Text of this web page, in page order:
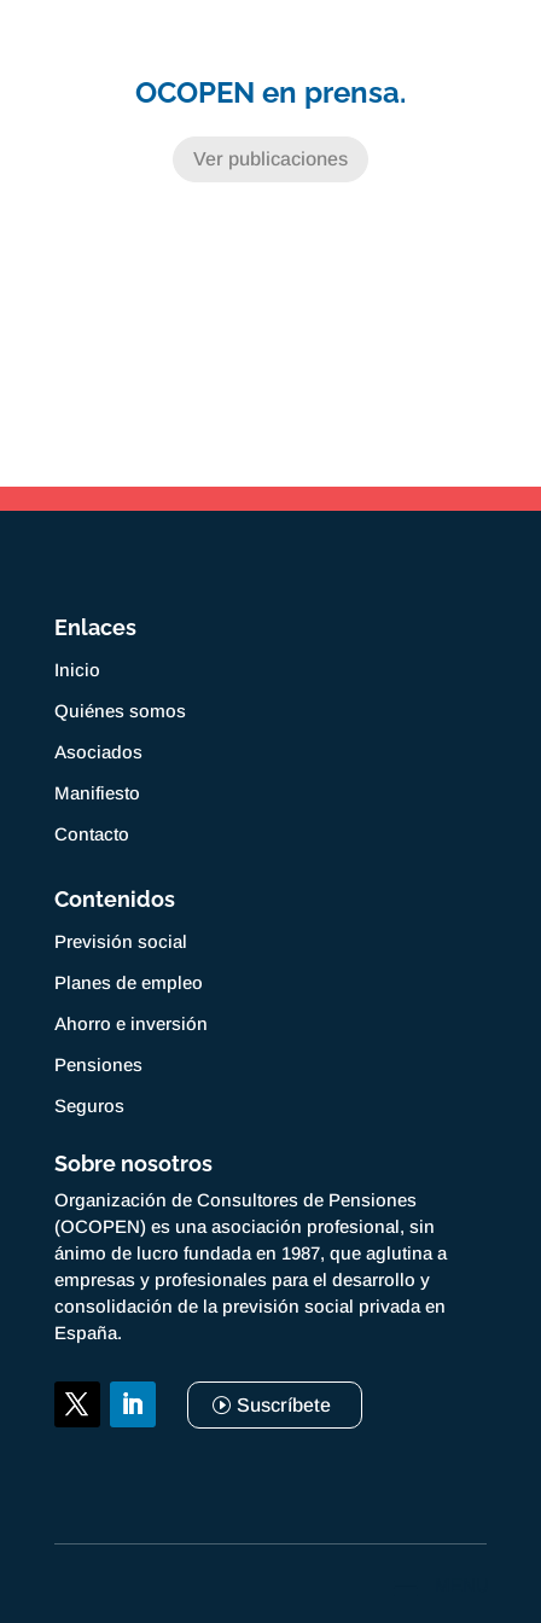
OCOPEN en prensa.
Ver publicaciones
Enlaces
Inicio
Quiénes somos
Asociados
Manifiesto
Contacto
Contenidos
Previsión social
Planes de empleo
Ahorro e inversión
Pensiones
Seguros
Sobre nosotros
Organización de Consultores de Pensiones
(OCOPEN) es una asociación profesional, sin
ánimo de lucro fundada en 1987, que aglutina a
empresas y profesionales para el desarrollo y
consolidación de la previsión social privada en
España.
Suscríbete